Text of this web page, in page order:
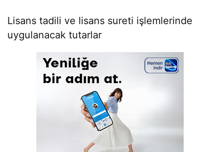
Lisans tadili ve lisans sureti işlemlerinde
uygulanacak tutarlar